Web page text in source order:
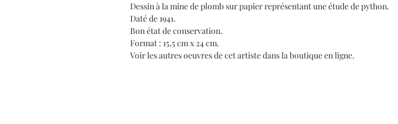
Dessin à la mine de plomb sur papier représentant une étude de python.
Daté de 1941.
Bon état de conservation.
Format : 15,5 cm x 24 cm.
Voir les autres oeuvres de cet artiste dans la boutique en ligne.